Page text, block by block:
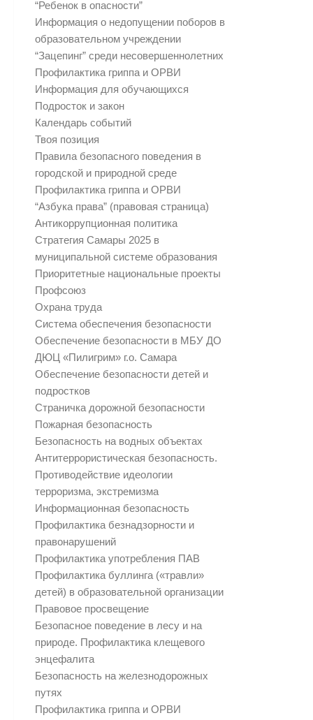
“Ребенок в опасности”
Информация о недопущении поборов в
образовательном учреждении
“Зацепинг” среди несовершеннолетних
Профилактика гриппа и ОРВИ
Информация для обучающихся
Подросток и закон
Календарь событий
Твоя позиция
Правила безопасного поведения в
городской и природной среде
Профилактика гриппа и ОРВИ
“Азбука права” (правовая страница)
Антикоррупционная политика
Стратегия Самары 2025 в
муниципальной системе образования
Приоритетные национальные проекты
Профсоюз
Охрана труда
Система обеспечения безопасности
Обеспечение безопасности в МБУ ДО
ДЮЦ «Пилигрим» г.о. Самара
Обеспечение безопасности детей и
подростков
Страничка дорожной безопасности
Пожарная безопасность
Безопасность на водных объектах
Антитеррористическая безопасность.
Противодействие идеологии
терроризма, экстремизма
Информационная безопасность
Профилактика безнадзорности и
правонарушений
Профилактика употребления ПАВ
Профилактика буллинга («травли»
детей) в образовательной организации
Правовое просвещение
Безопасное поведение в лесу и на
природе. Профилактика клещевого
энцефалита
Безопасность на железнодорожных
путях
Профилактика гриппа и ОРВИ